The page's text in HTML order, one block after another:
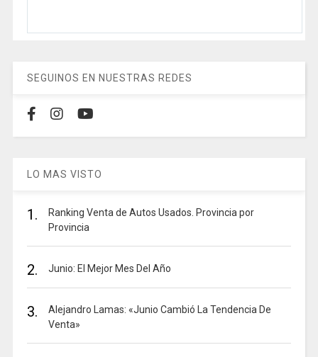
SEGUINOS EN NUESTRAS REDES
LO MAS VISTO
1.
Ranking Venta de Autos Usados. Provincia por
Provincia
2. Junio: El Mejor Mes Del Año
3.
Alejandro Lamas: «Junio Cambió La Tendencia De
Venta»